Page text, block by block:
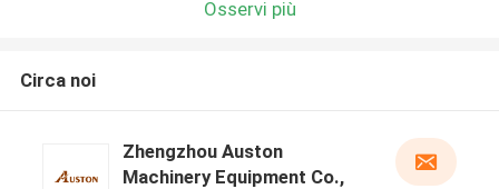
Osservi più
Circa noi
Zhengzhou Auston
Machinery Equipment Co.,